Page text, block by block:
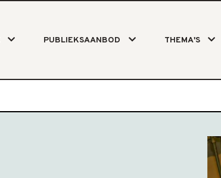
PUBLIEKSAANBOD THEMA'S